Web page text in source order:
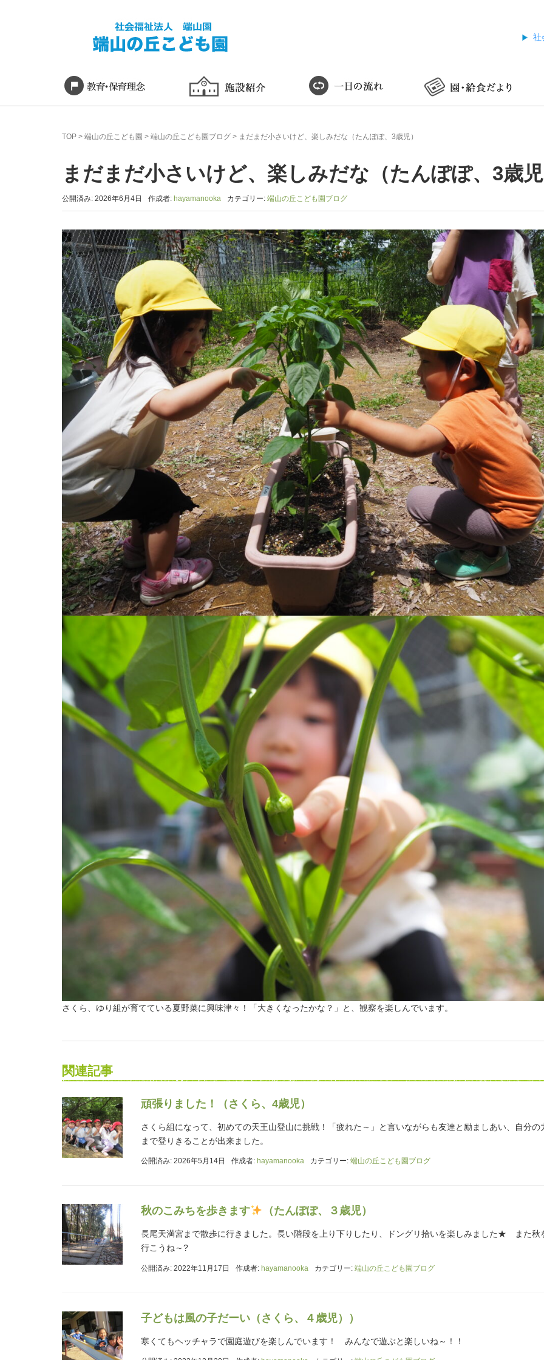
社
TOP > 端山の丘こども園 > 端山の丘こども園ブログ > まだまだ小さいけど、楽しみだな（たんぽぽ、3歳児）
まだまだ小さいけど、楽しみだな（たんぽぽ、3歳
公開済み: 2026年6月4日 作成者: hayamanooka カテゴリー: 端山の丘こども園ブログ
さくら、ゆり組が育てている夏野菜に興味津々！「大きくなったかな？」と、観察を楽しんでいます。
関連記事
頑張りました！（さくら、4歳児）
さくら組になって、初めての天王山登山に挑戦！「疲れた～」と言いながらも友達と励ましあい、自分の
まで登りきることが出来ました。
公開済み: 2026年5月14日 作成者: hayamanooka カテゴリー: 端山の丘こども園ブログ
秋のこみちを歩きます （たんぽぽ、３歳児）
長尾天満宮まで散歩に行きました。長い階段を上り下りしたり、ドングリ拾いを楽しみました★ また秋
行こうね～?
公開済み: 2022年11月17日 作成者: hayamanooka カテゴリー: 端山の丘こども園ブログ
子どもは風の子だーい（さくら、４歳児））
寒くてもヘッチャラで園庭遊びを楽しんでいます！ みんなで遊ぶと楽しいね～！！